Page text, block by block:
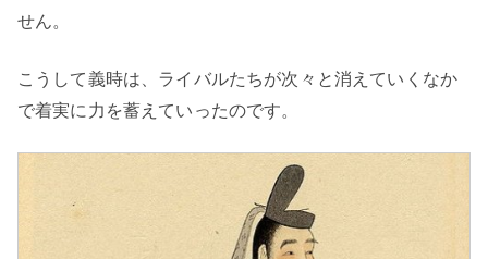
せん。
こうして義時は、ライバルたちが次々と消えていくなか
で着実に力を蓄えていったのです。